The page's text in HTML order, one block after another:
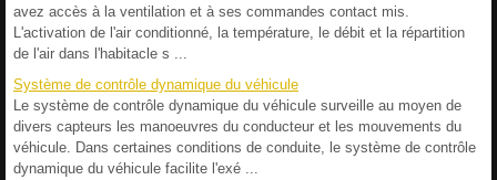
avez accès à la ventilation et à ses commandes contact mis.
L'activation de l'air conditionné, la température, le débit et la répartition
de l'air dans l'habitacle s ...
Système de contrôle dynamique du véhicule
Le système de contrôle dynamique du véhicule surveille au moyen de
divers capteurs les manoeuvres du conducteur et les mouvements du
véhicule. Dans certaines conditions de conduite, le système de contrôle
dynamique du véhicule facilite l'exé ...